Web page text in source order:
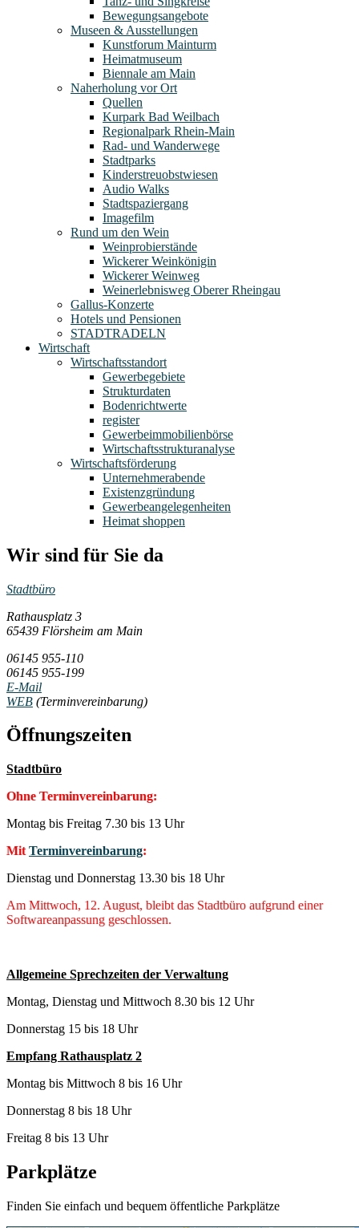
Bewegungsangebote
Museen & Ausstellungen
Kunstforum Mainturm
Heimatmuseum
Biennale am Main
Naherholung vor Ort
Quellen
Kurpark Bad Weilbach
Regionalpark Rhein-Main
Rad- und Wanderwege
Stadtparks
Kinderstreuobstwiesen
Audio Walks
Stadtspaziergang
Imagefilm
Rund um den Wein
Weinprobierstände
Wickerer Weinkönigin
Wickerer Weinweg
Weinerlebnisweg Oberer Rheingau
Gallus-Konzerte
Hotels und Pensionen
STADTRADELN
Wirtschaft
Wirtschaftsstandort
Gewerbegebiete
Strukturdaten
Bodenrichtwerte
register
Gewerbeimmobilienbörse
Wirtschaftsstrukturanalyse
Wirtschaftsförderung
Unternehmerabende
Existenzgründung
Gewerbeangelegenheiten
Heimat shoppen
Wir sind für Sie da
Stadtbüro
Rathausplatz 3
65439 Flörsheim am Main
06145 955-110
06145 955-199
E-Mail
WEB (Terminvereinbarung)
Öffnungszeiten
Stadtbüro
Ohne Terminvereinbarung:
Montag bis Freitag 7.30 bis 13 Uhr
Mit Terminvereinbarung:
Dienstag und Donnerstag 13.30 bis 18 Uhr
Am Mittwoch, 12. August, bleibt das Stadtbüro aufgrund einer
Softwareanpassung geschlossen.
Allgemeine Sprechzeiten der Verwaltung
Montag, Dienstag und Mittwoch 8.30 bis 12 Uhr
Donnerstag 15 bis 18 Uhr
Empfang Rathausplatz 2
Montag bis Mittwoch 8 bis 16 Uhr
Donnerstag 8 bis 18 Uhr
Freitag 8 bis 13 Uhr
Parkplätze
Finden Sie einfach und bequem öffentliche Parkplätze